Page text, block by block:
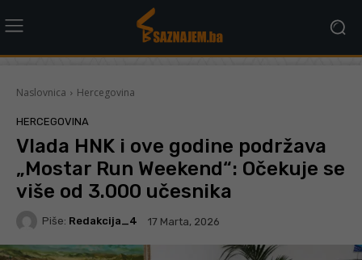
Naslovnica Hercegovina
HERCEGOVINA
Vlada HNK i ove godine podržava
„Mostar Run Weekend“: Očekuje se
više od 3.000 učesnika
Piše: Redakcija_4 17 Marta, 2026